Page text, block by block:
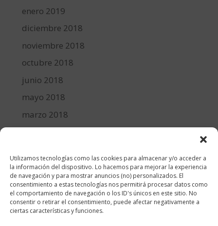
Utilizamos tecnologías como las cookies para almacenar y/o acceder a
la información del dispositivo. Lo hacemos para mejorar la experiencia
de navegación y para mostrar anuncios (no) personalizados. El
consentimiento a estas tecnologías nos permitirá procesar datos como
el comportamiento de navegación o los ID's únicos en este sitio. No
consentir o retirar el consentimiento, puede afectar negativamente a
ciertas características y funciones.
enero 2019
diciembre 2018
noviembre 2018
octubre 2018
junio 2018
mayo 2018
marzo 2018
diciembre 2017
Categorías
cocina y recetas